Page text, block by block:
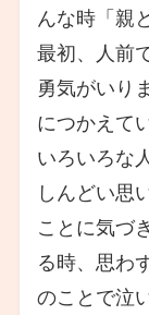
んな時「親
最初、人前
勇気がいり
につかえて
いろいろな
しんどい思
ことに気づ
る時、思わ
のことで泣